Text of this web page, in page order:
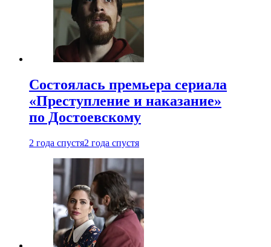
Состоялась премьера сериала
«Преступление и наказание»
по Достоевскому
2 года спустя2 года спустя